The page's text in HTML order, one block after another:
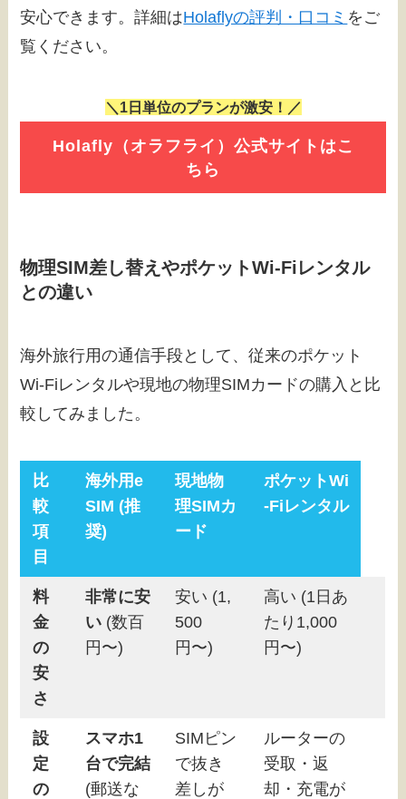
安心できます。詳細はHolaflyの評判・口コミ をご
覧ください。
＼1日単位のプランが激安！／
Holafly（オラフライ）公式サイトはこ
ちら
物理SIM差し替えやポケットWi-Fiレンタル
との違い
海外旅行用の通信手段として、従来のポケット
Wi-Fiレンタルや現地の物理SIMカードの購入と比
較してみました。
比
較
項
目
海外用e
SIM (推
奨)
現地物
理SIMカ
ード
ポケットWi
-Fiレンタル
料
金
の
安
さ
非常に安
い(数百
円〜)
安い (1,
500
円〜)
高い (1日あ
たり1,000
円〜)
設
定
の
スマホ1
台で完結
(郵送な
SIMピン
で抜き
差しが
ルーターの
受取・返
却・充電が